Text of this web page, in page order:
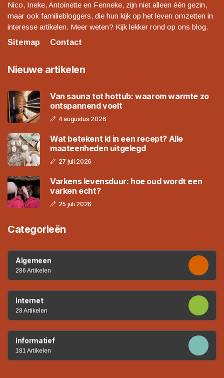
Nico, Ineke, Antoinette en Fenneke, zijn niet alleen één gezin,
maar ook familiebloggers, die hun kijk op het leven omzetten in
interesse artikelen. Meer weten? Kijk lekker rond op ons blog.
Sitemap
Contact
Nieuwe artikelen
Van sauna tot hottub: waarom warmte zo
ontspannend voelt
4 augustus 2026
Wat betekent kl in een recept? Alle
maateenheden uitgelegd
27 juli 2026
Varkens levensduur: hoe oud wordt een
varken echt?
25 juli 2026
Categorieën
Algemeen
286 Artikelen
Internet
28 Artikelen
Informatief
181 Artikelen